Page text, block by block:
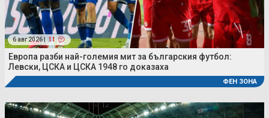
6 авг 2026 | 11
Европа разби най-големия мит за българския футбол:
Левски, ЦСКА и ЦСКА 1948 го доказаха
ФЕН ЗОНА